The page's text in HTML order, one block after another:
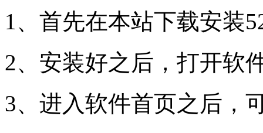
1、首先在本站下载安装
2、安装好之后，打开软
3、进入软件首页之后，